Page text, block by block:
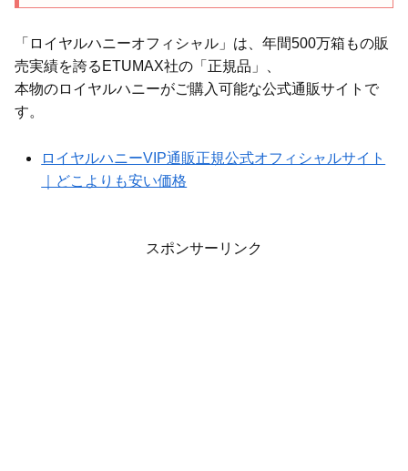
「ロイヤルハニーオフィシャル」は、年間500万箱もの販
売実績を誇るETUMAX社の「正規品」、
本物のロイヤルハニーがご購入可能な公式通販サイトで
す。
ロイヤルハニーVIP通販正規公式オフィシャルサイト
｜どこよりも安い価格
スポンサーリンク